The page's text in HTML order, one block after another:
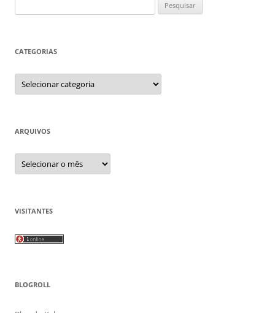
por:
CATEGORIAS
Categorias
ARQUIVOS
Arquivos
VISITANTES
BLOGROLL